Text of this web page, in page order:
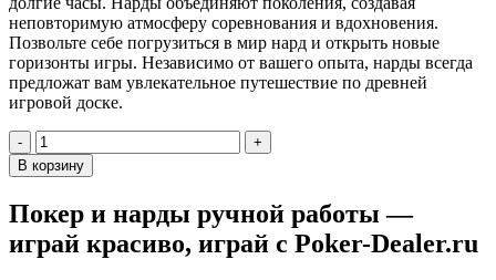
неповторимую атмосферу соревнования и вдохновения.
Позвольте себе погрузиться в мир нард и открыть новые
горизонты игры. Независимо от вашего опыта, нарды всегда
предложат вам увлекательное путешествие по древней
игровой доске.
Количество
товара
Нарды
"Армянский
узор
2",
В корзину
Покер и нарды ручной работы —
играй красиво, играй с Poker-Dealer.ru